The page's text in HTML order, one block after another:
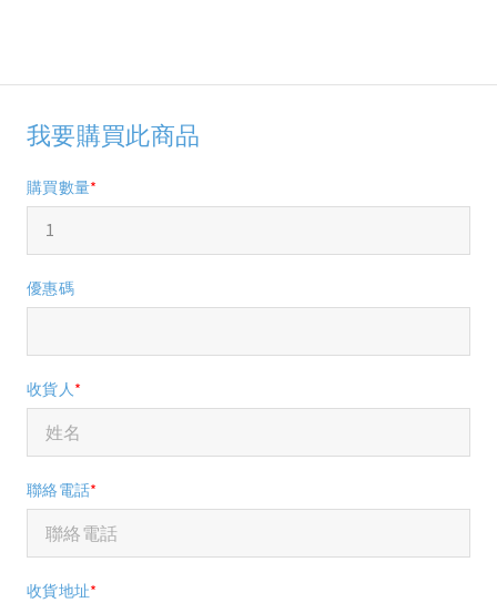
我要購買此商品
購買數量*
優惠碼
收貨人*
聯絡電話*
收貨地址*